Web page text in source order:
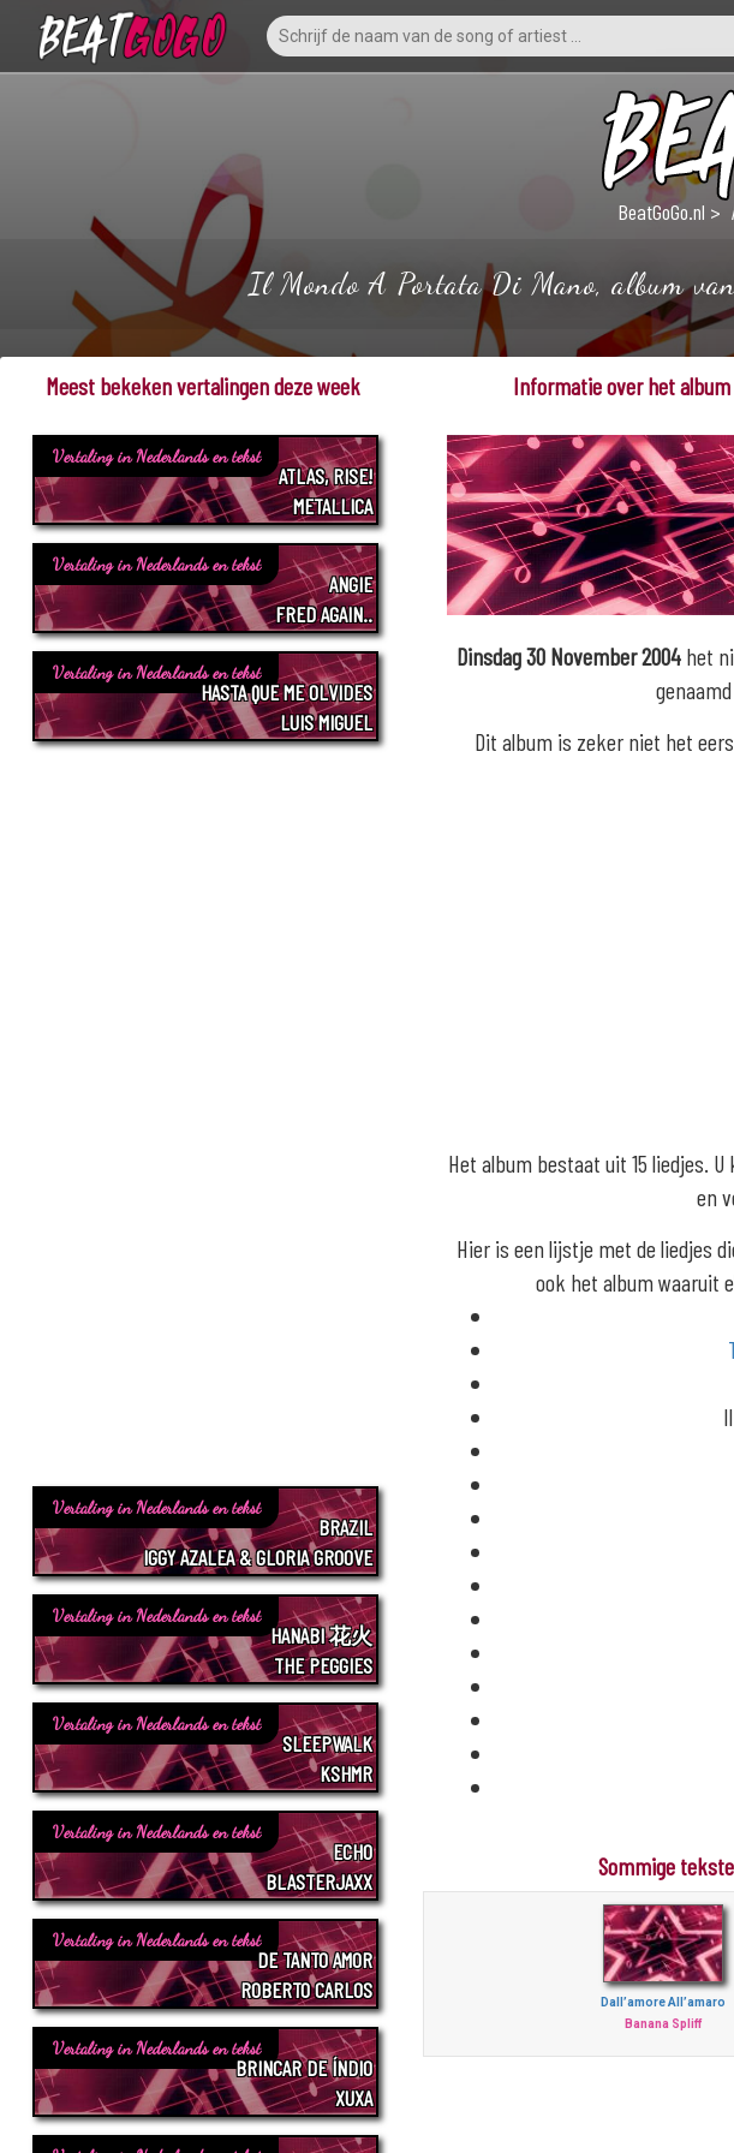
BeatGoGo.nl
Il Mondo A Portata Di Mano, album
Informatie over het album
Dinsdag 30 November 2004 het
genaamd
Dit album is zeker niet het
Het album bestaat uit 15 liedjes.
en
Hier is een lijstje met de liedjes
ook het album waaruit
Sommige
Dall’amore All’amaro
Banana Spliff
Meest bekeken vertalingen deze week
Vertaling in Nederlands en tekst
ATLAS, RISE!
METALLICA
Vertaling in Nederlands en tekst
ANGIE
FRED AGAIN..
Vertaling in Nederlands en tekst
HASTA QUE ME OLVIDES
LUIS MIGUEL
Vertaling in Nederlands en tekst
BRAZIL
IGGY AZALEA & GLORIA GROOVE
Vertaling in Nederlands en tekst
HANABI 花火
THE PEGGIES
Vertaling in Nederlands en tekst
SLEEPWALK
KSHMR
Vertaling in Nederlands en tekst
ECHO
BLASTERJAXX
Vertaling in Nederlands en tekst
DE TANTO AMOR
ROBERTO CARLOS
Vertaling in Nederlands en tekst
BRINCAR DE ÍNDIO
XUXA